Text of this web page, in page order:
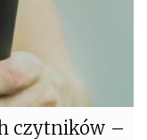
czytników –